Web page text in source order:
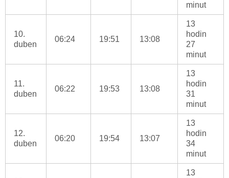
minut
10.
duben
06:24 19:51 13:08
13
hodin
27
minut
11.
duben
06:22 19:53 13:08
13
hodin
31
minut
12.
duben
06:20 19:54 13:07
13
hodin
34
minut
13